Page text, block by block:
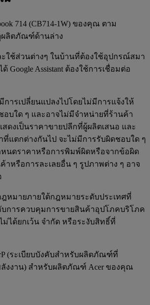
714 (CB714-1W) ของคุณ ตาม
ลิตภัณฑ์ด้านล่าง
ใช้ส่วนต่างๆ ในบ้านที่ต้องใช้อุปกรณ์สมา
Google Assistant ต้องใช้การเชื่อมต่อ
ารเปลี่ยนแปลงไปโดยไม่มีการแจ้งให้
อบใด ๆ และอาจไม่มีจำหน่ายที่ร้านค้า
ดงเป็นราคาขายปลีกที่ผู้ผลิตเสนอ และ
ที่แตกต่างกันไป จะไม่มีการรับผิดชอบใด ๆ
นดราคาหรือการพิมพ์ผิดหรือจากข้อผิด
หรือการละเลยอื่น ๆ รูปภาพต่าง ๆ อาจ
หมายภายใต้กฎหมายระดับประเทศที่
บการควบคุมการขายสินค้าอุปโภคบริโภค
ได้ยกเว้น จำกัด หรือระงับสิทธิ์ที่
(ระเบียบบังคับสำหรับผลิตภัณฑ์ที่
ลังงาน) สำหรับผลิตภัณฑ์ Acer ของคุณ